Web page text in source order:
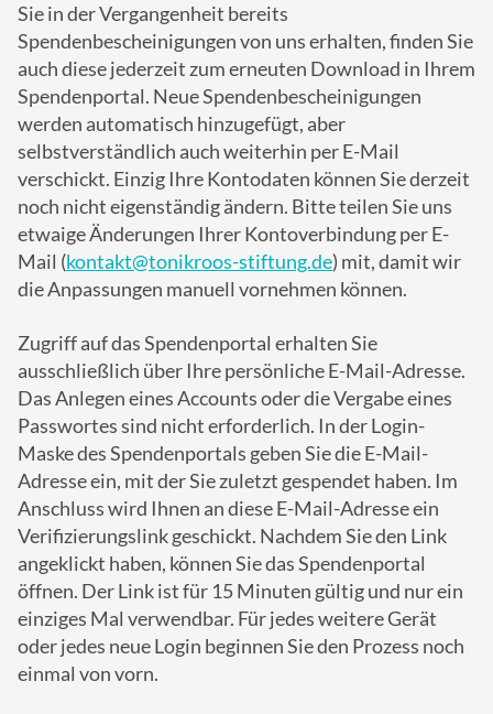
Sie in der Vergangenheit bereits
Spendenbescheinigungen von uns erhalten, finden Sie
auch diese jederzeit zum erneuten Download in Ihrem
Spendenportal. Neue Spendenbescheinigungen
werden automatisch hinzugefügt, aber
selbstverständlich auch weiterhin per E-Mail
verschickt. Einzig Ihre Kontodaten können Sie derzeit
noch nicht eigenständig ändern. Bitte teilen Sie uns
etwaige Änderungen Ihrer Kontoverbindung per E-
Mail (kontakt@tonikroos-stiftung.de) mit, damit wir
die Anpassungen manuell vornehmen können.
Zugriff auf das Spendenportal erhalten Sie
ausschließlich über Ihre persönliche E-Mail-Adresse.
Das Anlegen eines Accounts oder die Vergabe eines
Passwortes sind nicht erforderlich. In der Login-
Maske des Spendenportals geben Sie die E-Mail-
Adresse ein, mit der Sie zuletzt gespendet haben. Im
Anschluss wird Ihnen an diese E-Mail-Adresse ein
Verifizierungslink geschickt. Nachdem Sie den Link
angeklickt haben, können Sie das Spendenportal
öffnen. Der Link ist für 15 Minuten gültig und nur ein
einziges Mal verwendbar. Für jedes weitere Gerät
oder jedes neue Login beginnen Sie den Prozess noch
einmal von vorn.